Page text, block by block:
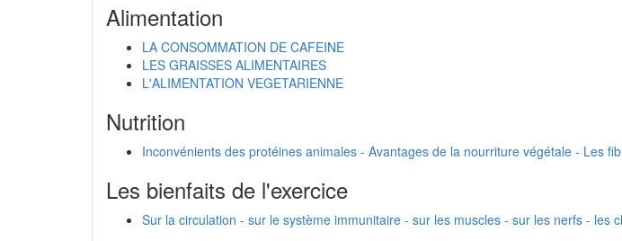
Alimentation
LA CONSOMMATION DE CAFEINE
LES GRAISSES ALIMENTAIRES
L'ALIMENTATION VEGETARIENNE
Nutrition
Inconvénients des protéines animales - Avantages de la nourriture végétale - Les
Les bienfaits de l'exercice
Sur la circulation - sur le système immunitaire - sur les muscles - sur les nerfs - les